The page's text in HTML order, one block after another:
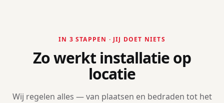
IN 3 STAPPEN · JIJ DOET NIETS
Zo werkt installatie op
locatie
Wij regelen alles — van plaatsen en bedraden tot het